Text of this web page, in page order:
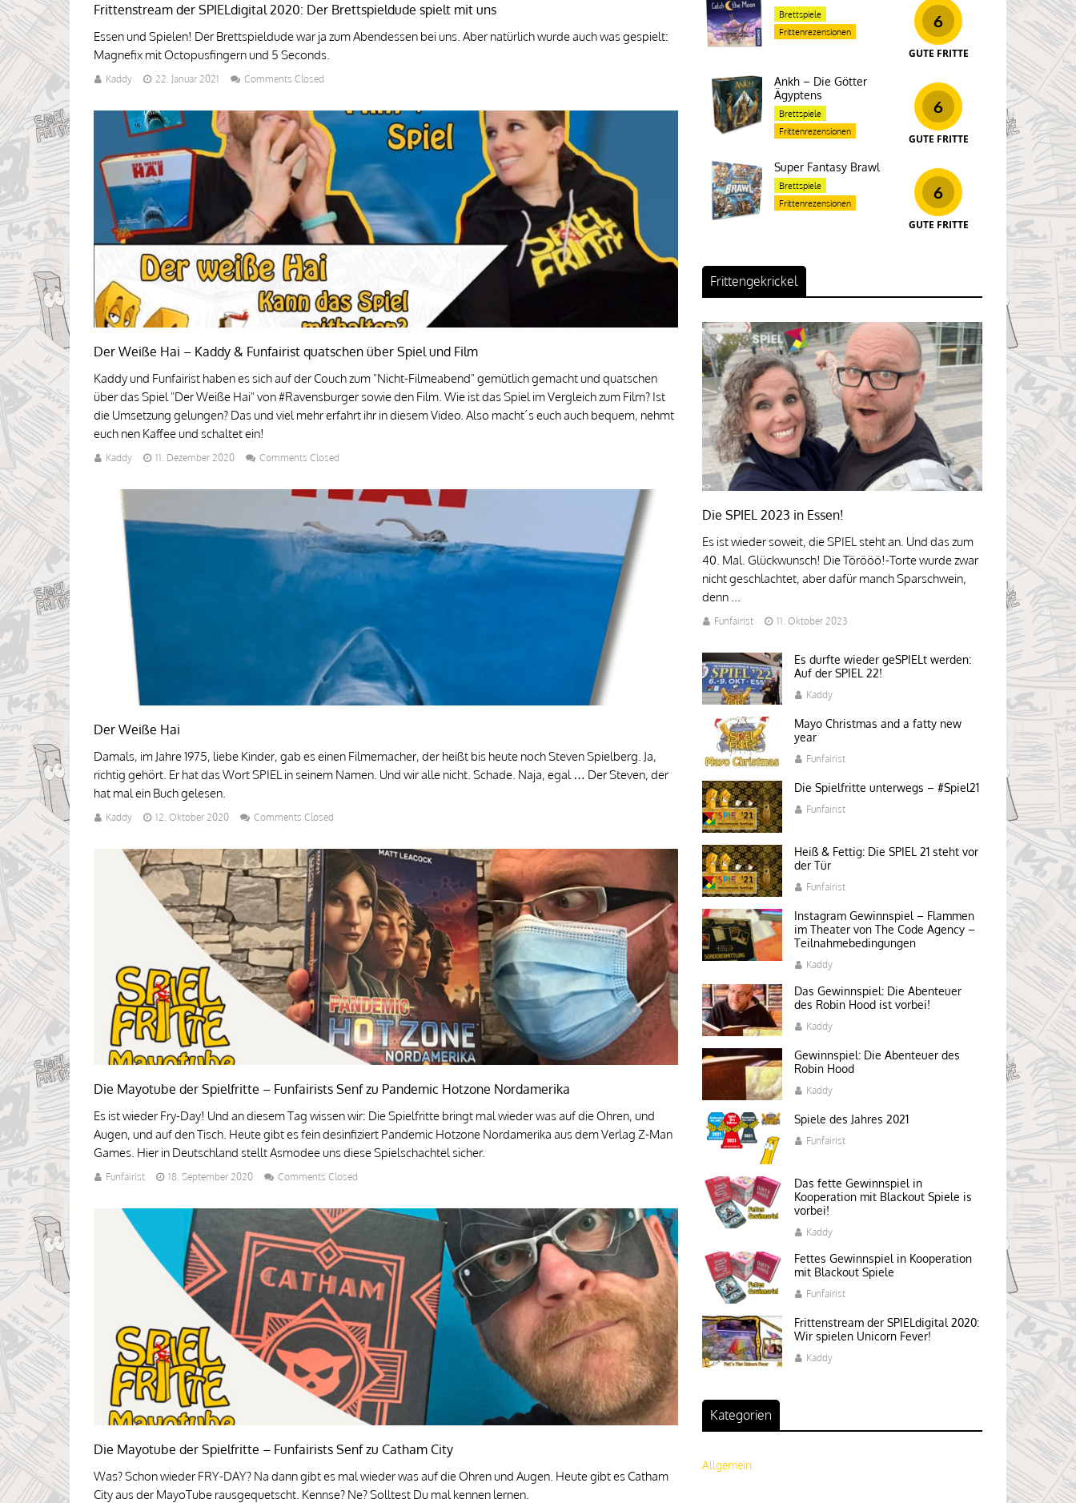
Frittenstream der SPIELdigital 2020: Der Brettspieldude spielt mit uns
Essen und Spielen! Der Brettspieldude war ja zum Abendessen bei uns. Aber natürlich wurde auch was gespielt:
Magnefix mit Octopusfingern und 5 Seconds.
Kaddy 22. Januar 2021 Comments Closed
Der Weiße Hai – Kaddy & Funfairist quatschen über Spiel und Film
Kaddy und Funfairist haben es sich auf der Couch zum "Nicht-Filmeabend" gemütlich gemacht und quatschen
über das Spiel "Der Weiße Hai" von #Ravensburger sowie den Film. Wie ist das Spiel im Vergleich zum Film? Ist
die Umsetzung gelungen? Das und viel mehr erfahrt ihr in diesem Video. Also macht´s euch auch bequem, nehmt
euch nen Kaffee und schaltet ein!
Kaddy 11. Dezember 2020 Comments Closed
Der Weiße Hai
Damals, im Jahre 1975, liebe Kinder, gab es einen Filmemacher, der heißt bis heute noch Steven Spielberg. Ja,
richtig gehört. Er hat das Wort SPIEL in seinem Namen. Und wir alle nicht. Schade. Naja, egal … Der Steven, der
hat mal ein Buch gelesen.
Kaddy 12. Oktober 2020 Comments Closed
Die Mayotube der Spielfritte – Funfairists Senf zu Pandemic Hotzone Nordamerika
Es ist wieder Fry-Day! Und an diesem Tag wissen wir: Die Spielfritte bringt mal wieder was auf die Ohren, und
Augen, und auf den Tisch. Heute gibt es fein desinfiziert Pandemic Hotzone Nordamerika aus dem Verlag Z-Man
Games. Hier in Deutschland stellt Asmodee uns diese Spielschachtel sicher.
Funfairist 18. September 2020 Comments Closed
Die Mayotube der Spielfritte – Funfairists Senf zu Catham City
Was? Schon wieder FRY-DAY? Na dann gibt es mal wieder was auf die Ohren und Augen. Heute gibt es Catham
City aus der MayoTube rausgequetscht. Kennse? Ne? Solltest Du mal kennen lernen.
6
GUTE FRITTE
Brettspiele
Frittenrezensionen
6
GUTE FRITTE
Ankh – Die Götter
Ägyptens
Brettspiele
Frittenrezensionen
6
GUTE FRITTE
Super Fantasy Brawl
Brettspiele
Frittenrezensionen
Frittengekrickel
Die SPIEL 2023 in Essen!
Es ist wieder soweit, die SPIEL steht an. Und das zum
40. Mal. Glückwunsch! Die Törööö!-Torte wurde zwar
nicht geschlachtet, aber dafür manch Sparschwein,
denn ...
Funfairist 11. Oktober 2023
Es durfte wieder geSPIELt werden:
Auf der SPIEL 22!
Kaddy
Mayo Christmas and a fatty new
year
Funfairist
Die Spielfritte unterwegs – #Spiel21
Funfairist
Heiß & Fettig: Die SPIEL 21 steht vor
der Tür
Funfairist
Instagram Gewinnspiel – Flammen
im Theater von The Code Agency –
Teilnahmebedingungen
Kaddy
Das Gewinnspiel: Die Abenteuer
des Robin Hood ist vorbei!
Kaddy
Gewinnspiel: Die Abenteuer des
Robin Hood
Kaddy
Spiele des Jahres 2021
Funfairist
Das fette Gewinnspiel in
Kooperation mit Blackout Spiele is
vorbei!
Kaddy
Fettes Gewinnspiel in Kooperation
mit Blackout Spiele
Funfairist
Frittenstream der SPIELdigital 2020:
Wir spielen Unicorn Fever!
Kaddy
Kategorien
Allgemein